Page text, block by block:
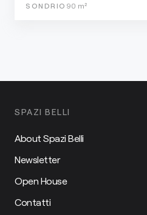
SONDRIO 90 m²
SPAZI BELLI
About Spazi Belli
Newsletter
Open House
Contatti